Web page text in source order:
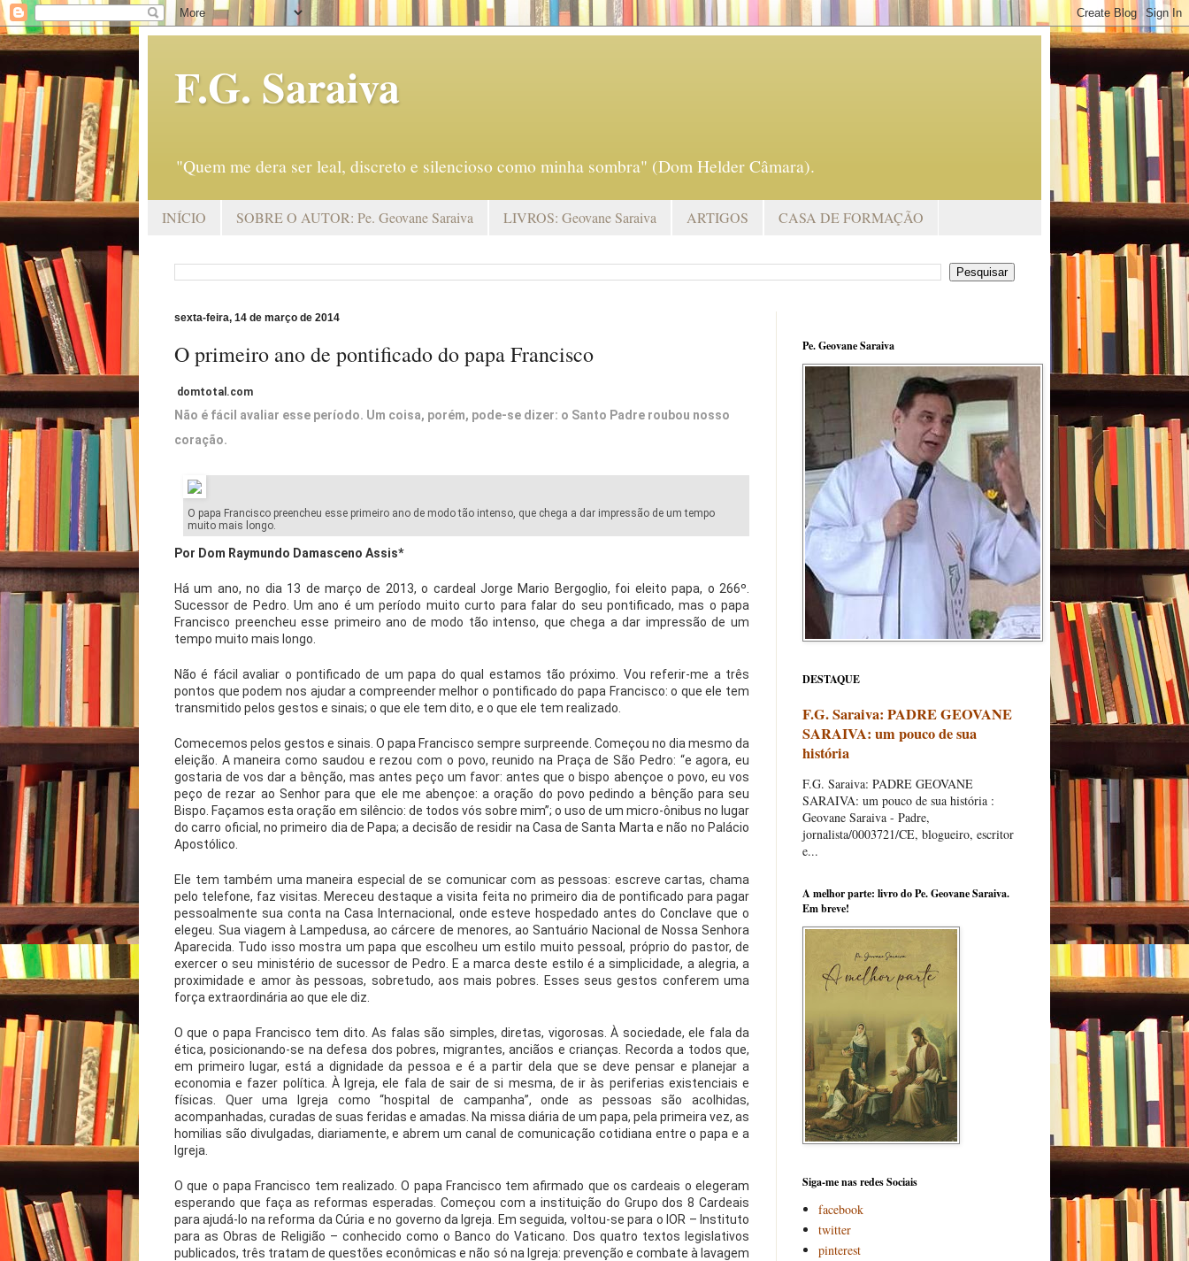
F.G. Saraiva
"Quem me dera ser leal, discreto e silencioso como minha sombra" (Dom Helder Câmara).
INÍCIO SOBRE O AUTOR: Pe. Geovane Saraiva LIVROS: Geovane Saraiva ARTIGOS CASA DE FORMAÇÃO
sexta-feira, 14 de março de 2014
O primeiro ano de pontificado do papa Francisco
domtotal.com
Não é fácil avaliar esse período. Um coisa, porém, pode-se dizer: o Santo Padre roubou nosso
coração.
O papa Francisco preencheu esse primeiro ano de modo tão intenso, que chega a dar impressão de um tempo
muito mais longo.
Por Dom Raymundo Damasceno Assis*
Há um ano, no dia 13 de março de 2013, o cardeal Jorge Mario Bergoglio, foi eleito papa, o 266º.
Sucessor de Pedro. Um ano é um período muito curto para falar do seu pontificado, mas o papa
Francisco preencheu esse primeiro ano de modo tão intenso, que chega a dar impressão de um
tempo muito mais longo.
Não é fácil avaliar o pontificado de um papa do qual estamos tão próximo. Vou referir-me a três
pontos que podem nos ajudar a compreender melhor o pontificado do papa Francisco: o que ele tem
transmitido pelos gestos e sinais; o que ele tem dito, e o que ele tem realizado.
Comecemos pelos gestos e sinais. O papa Francisco sempre surpreende. Começou no dia mesmo da
eleição. A maneira como saudou e rezou com o povo, reunido na Praça de São Pedro: “e agora, eu
gostaria de vos dar a bênção, mas antes peço um favor: antes que o bispo abençoe o povo, eu vos
peço de rezar ao Senhor para que ele me abençoe: a oração do povo pedindo a bênção para seu
Bispo. Façamos esta oração em silêncio: de todos vós sobre mim”; o uso de um micro-ônibus no lugar
do carro oficial, no primeiro dia de Papa; a decisão de residir na Casa de Santa Marta e não no Palácio
Apostólico.
Ele tem também uma maneira especial de se comunicar com as pessoas: escreve cartas, chama
pelo telefone, faz visitas. Mereceu destaque a visita feita no primeiro dia de pontificado para pagar
pessoalmente sua conta na Casa Internacional, onde esteve hospedado antes do Conclave que o
elegeu. Sua viagem à Lampedusa, ao cárcere de menores, ao Santuário Nacional de Nossa Senhora
Aparecida. Tudo isso mostra um papa que escolheu um estilo muito pessoal, próprio do pastor, de
exercer o seu ministério de sucessor de Pedro. E a marca deste estilo é a simplicidade, a alegria, a
proximidade e amor às pessoas, sobretudo, aos mais pobres. Esses seus gestos conferem uma
força extraordinária ao que ele diz.
O que o papa Francisco tem dito. As falas são simples, diretas, vigorosas. À sociedade, ele fala da
ética, posicionando-se na defesa dos pobres, migrantes, anciãos e crianças. Recorda a todos que,
em primeiro lugar, está a dignidade da pessoa e é a partir dela que se deve pensar e planejar a
economia e fazer política. À Igreja, ele fala de sair de si mesma, de ir às periferias existenciais e
físicas. Quer uma Igreja como “hospital de campanha”, onde as pessoas são acolhidas,
acompanhadas, curadas de suas feridas e amadas. Na missa diária de um papa, pela primeira vez, as
homilias são divulgadas, diariamente, e abrem um canal de comunicação cotidiana entre o papa e a
Igreja.
O que o papa Francisco tem realizado. O papa Francisco tem afirmado que os cardeais o elegeram
esperando que faça as reformas esperadas. Começou com a instituição do Grupo dos 8 Cardeais
para ajudá-lo na reforma da Cúria e no governo da Igreja. Em seguida, voltou-se para o IOR – Instituto
para as Obras de Religião – conhecido como o Banco do Vaticano. Dos quatro textos legislativos
publicados, três tratam de questões econômicas e não só na Igreja: prevenção e combate à lavagem
Pe. Geovane Saraiva
DESTAQUE
F.G. Saraiva: PADRE GEOVANE
SARAIVA: um pouco de sua
história
F.G. Saraiva: PADRE GEOVANE
SARAIVA: um pouco de sua história :
Geovane Saraiva - Padre,
jornalista/0003721/CE, blogueiro, escritor
e...
A melhor parte: livro do Pe. Geovane Saraiva.
Em breve!
Siga-me nas redes Sociais
facebook
twitter
pinterest